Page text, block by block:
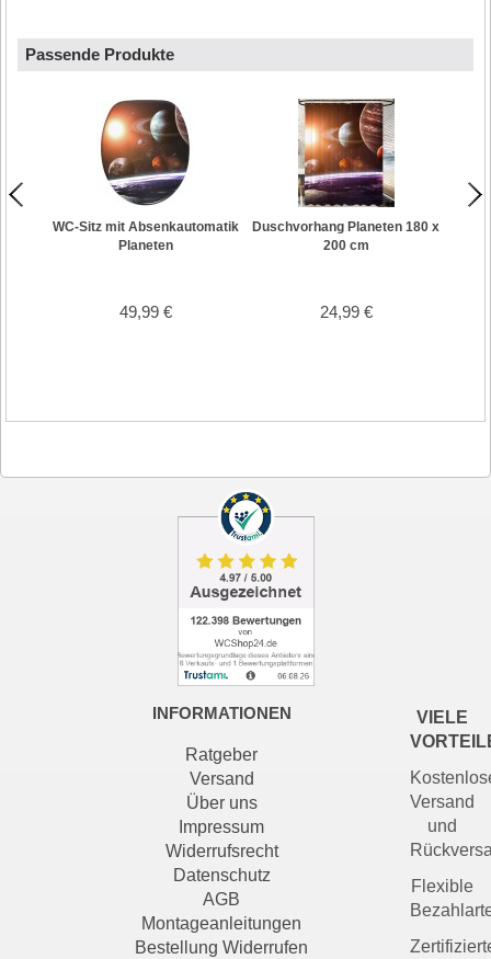
Passende Produkte
WC-Sitz mit Absenkautomatik
Planeten
49,99 €
Duschvorhang Planeten 180 x
200 cm
24,99 €
VIELE
Versand
und
Flexible
INFORMATIONEN
Ratgeber
Versand
Über uns
Impressum
Widerrufsrecht
Datenschutz
AGB
Montageanleitungen
Bestellung Widerrufen